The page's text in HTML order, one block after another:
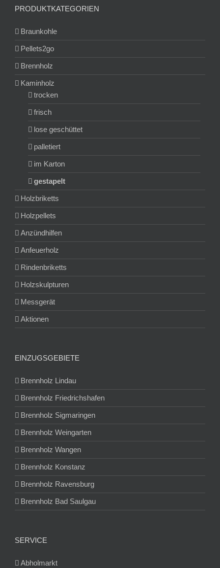
PRODUKTKATEGORIEN
Braunkohle
Pellets2go
Brennholz
Kaminholz
trocken
frisch
lose geschüttet
palletiert
im Karton
gestapelt
Holzbriketts
Holzpellets
Anzündhilfen
Anfeuerholz
Rindenbriketts
Holzskulpturen
Messgerät
Aktionen
EINZUGSGEBIETE
Brennholz Lindau
Brennholz Friedrichshafen
Brennholz Sigmaringen
Brennholz Weingarten
Brennholz Wangen
Brennholz Konstanz
Brennholz Ravensburg
Brennholz Bad Saulgau
SERVICE
Abholmarkt